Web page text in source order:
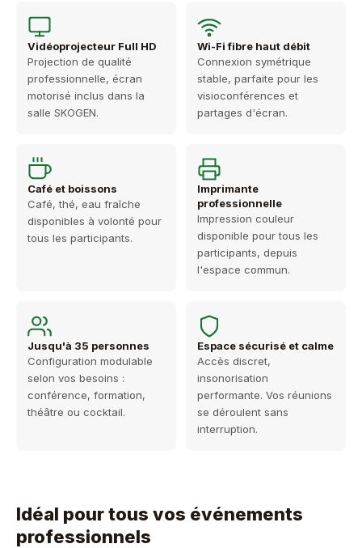
Vidéoprojecteur Full HD
Projection de qualité
professionnelle, écran
motorisé inclus dans la
salle SKOGEN.
Wi-Fi fibre haut débit
Connexion symétrique
stable, parfaite pour les
visioconférences et
partages d'écran.
Café et boissons
Café, thé, eau fraîche
disponibles à volonté pour
tous les participants.
Imprimante
professionnelle
Impression couleur
disponible pour tous les
participants, depuis
l'espace commun.
Jusqu'à 35 personnes
Configuration modulable
selon vos besoins :
conférence, formation,
théâtre ou cocktail.
Espace sécurisé et calme
Accès discret,
insonorisation
performante. Vos réunions
se déroulent sans
interruption.
Idéal pour tous vos événements
professionnels